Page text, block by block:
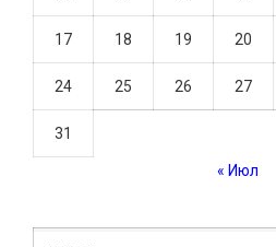
17 18 19 20
24 25 26 27
31
« Июл